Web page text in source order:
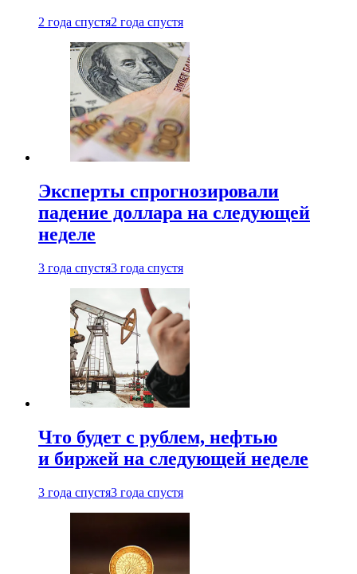
2 года спустя2 года спустя
Эксперты спрогнозировали
падение доллара на следующей
неделе
3 года спустя3 года спустя
Что будет с рублем, нефтью
и биржей на следующей неделе
3 года спустя3 года спустя